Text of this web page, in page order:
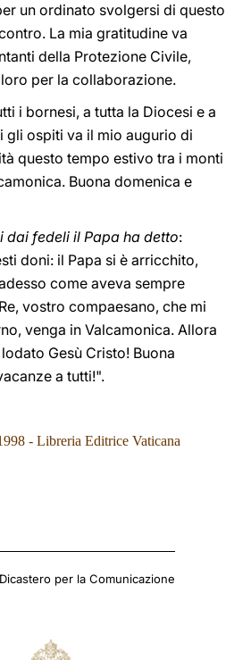
un ordinato svolgersi di questo
La mia gratitudine va
della Protezione Civile,
per la collaborazione.
i bornesi, a tutta la Diocesi e a
gli ospiti va il mio augurio di
questo tempo estivo tra i monti
Buona domenica e
dai fedeli il Papa ha detto:
doni: il Papa si è arricchito,
come aveva sempre
vostro compaesano, che mi
venga in Valcamonica. Allora
Gesù Cristo! Buona
a tutti!".
- Libreria Editrice Vaticana
per la Comunicazione